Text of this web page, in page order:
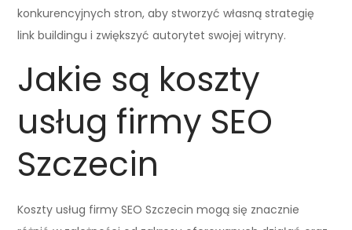
konkurencyjnych stron, aby stworzyć własną strategię
link buildingu i zwiększyć autorytet swojej witryny.
Jakie są koszty
usług firmy SEO
Szczecin
Koszty usług firmy SEO Szczecin mogą się znacznie